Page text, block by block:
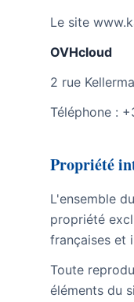
Le site
OVHcloud
2 rue
Téléphone :
Propriété
L'ensemble
propriété
françaises et
Toute
éléments du